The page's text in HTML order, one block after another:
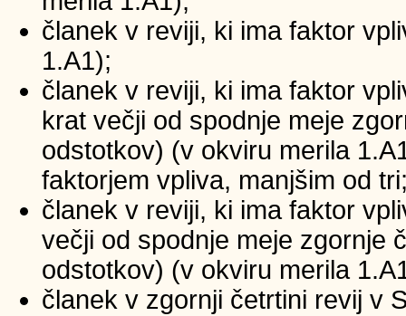
članek v reviji, ki ima faktor
1.A1);
članek v reviji, ki ima faktor
krat večji od spodnje meje
odstotkov) (v okviru merila
faktorjem vpliva, manjšim od
članek v reviji, ki ima faktor
večji od spodnje meje zgornje
odstotkov) (v okviru merila
članek v zgornji četrtini revij v